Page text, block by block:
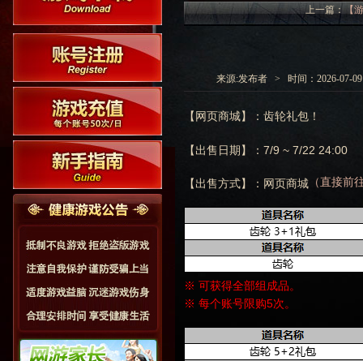
上一篇： 【
来源:发布者 > 时间：2026-07-09
【网页商城】：齿轮礼包！
【出售日期】：7/9 ~ 7/22 24:00
【出售方式】：网页商城 （直接前
※ 可获得全部组成品。
※ 每个账号限购5次。